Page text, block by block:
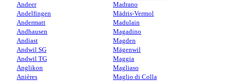
Andeer
Andelfingen
Andermatt
Andhausen
Andiast
Andwil SG
Andwil TG
Anglikon
Anières
Madrano
Mädris-Vermol
Madulain
Magadino
Magden
Mägenwil
Maggia
Magliaso
Maglio di Colla